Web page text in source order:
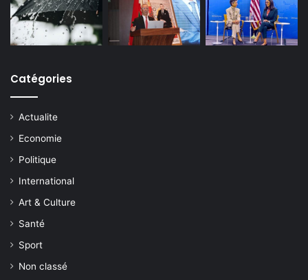
Catégories
Actualite
Economie
Politique
International
Art & Culture
Santé
Sport
Non classé